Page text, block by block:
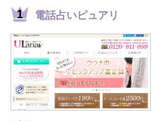
電話占いピュアリ